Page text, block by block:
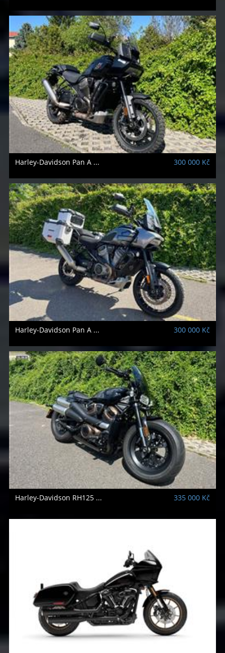
Harley-Davidson Pan A ... 300 000 Kč
Harley-Davidson Pan A ... 300 000 Kč
Harley-Davidson RH125 ... 335 000 Kč